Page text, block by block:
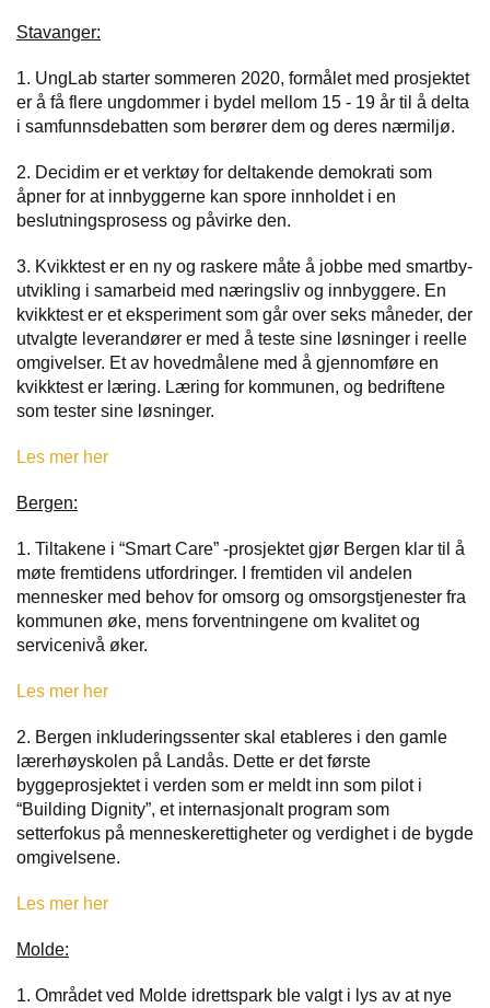
Stavanger:
1. UngLab starter sommeren 2020, formålet med prosjektet
er å få flere ungdommer i bydel mellom 15 - 19 år til å delta
i samfunnsdebatten som berører dem og deres nærmiljø.
2. Decidim er et verktøy for deltakende demokrati som
åpner for at innbyggerne kan spore innholdet i en
beslutningsprosess og påvirke den.
3. Kvikktest er en ny og raskere måte å jobbe med smartby-
utvikling i samarbeid med næringsliv og innbyggere. En
kvikktest er et eksperiment som går over seks måneder, der
utvalgte leverandører er med å teste sine løsninger i reelle
omgivelser. Et av hovedmålene med å gjennomføre en
kvikktest er læring. Læring for kommunen, og bedriftene
som tester sine løsninger.
Les mer her
Bergen:
1. Tiltakene i “Smart Care” -prosjektet gjør Bergen klar til å
møte fremtidens utfordringer. I fremtiden vil andelen
mennesker med behov for omsorg og omsorgstjenester fra
kommunen øke, mens forventningene om kvalitet og
servicenivå øker.
Les mer her
2. Bergen inkluderingssenter skal etableres i den gamle
lærerhøyskolen på Landås. Dette er det første
byggeprosjektet i verden som er meldt inn som pilot i
“Building Dignity”, et internasjonalt program som
setterfokus på menneskerettigheter og verdighet i de bygde
omgivelsene.
Les mer her
Molde:
1. Området ved Molde idrettspark ble valgt i lys av at nye